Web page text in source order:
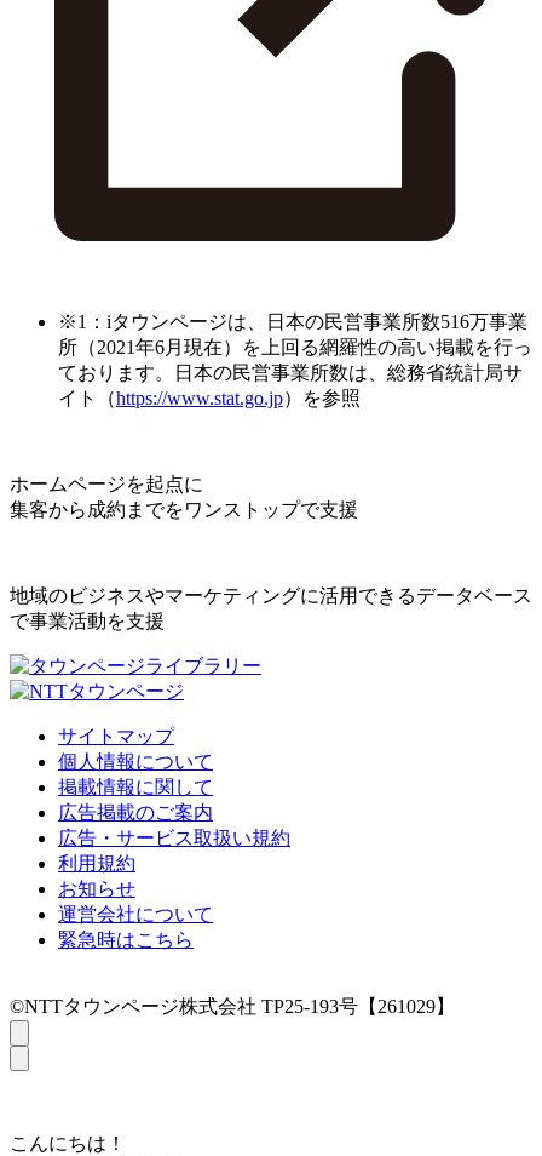
※1：iタウンページは、日本の民営事業所数516万事業
所（2021年6月現在）を上回る網羅性の高い掲載を行っ
ております。日本の民営事業所数は、総務省統計局サ
イト（https://www.stat.go.jp）を参照
ホームページを起点に
集客から成約までをワンストップで支援
地域のビジネスやマーケティングに活用できるデータベース
で事業活動を支援
サイトマップ
個人情報について
掲載情報に関して
広告掲載のご案内
広告・サービス取扱い規約
利用規約
お知らせ
運営会社について
緊急時はこちら
©NTTタウンページ株式会社 TP25-193号【261029】
こんにちは！